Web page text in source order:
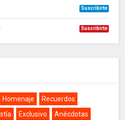
Suscribirte
Suscribirte
Homenaje
Recuerdos
Exclusivo
Anécdotas